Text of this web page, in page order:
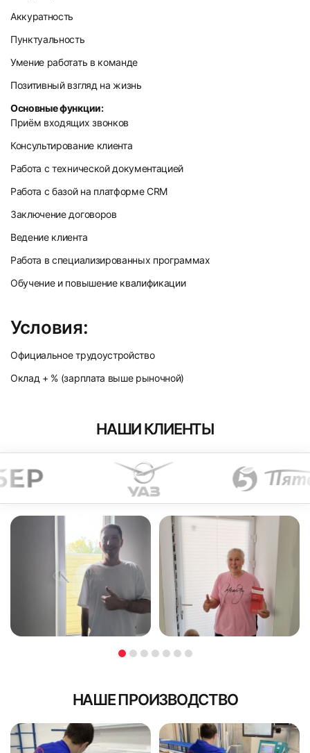
Аккуратность
Пунктуальность
Умение работать в команде
Позитивный взгляд на жизнь
Основные функции:
Приём входящих звонков
Консультирование клиента
Работа с технической документацией
Работа с базой на платформе CRM
Заключение договоров
Ведение клиента
Работа в специализированных программах
Обучение и повышение квалификации
Условия:
Официальное трудоустройство
Оклад + % (зарплата выше рыночной)
НАШИ КЛИЕНТЫ
НАШЕ ПРОИЗВОДСТВО